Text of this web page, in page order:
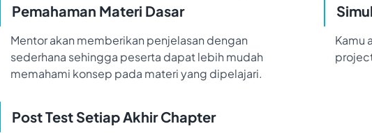
Pemahaman Materi Dasar
Mentor akan memberikan penjelasan dengan
sederhana sehingga peserta dapat lebih mudah
memahami konsep pada materi yang dipelajari.
Kamu
Post Test Setiap Akhir Chapter